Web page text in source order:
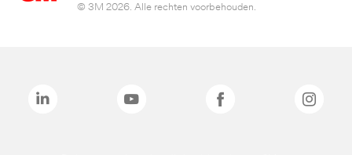
© 3M 2026. Alle rechten voorbehouden.